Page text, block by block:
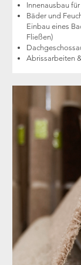
Innenausbau
Bäder und
Einbau eines
Fließen)
Abrissarbeiten